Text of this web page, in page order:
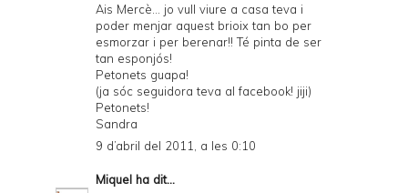
Ais Mercè... jo vull viure a casa teva i
poder menjar aquest brioix tan bo per
esmorzar i per berenar!! Té pinta de ser
tan esponjós!
Petonets guapa!
(ja sóc seguidora teva al facebook! jiji)
Petonets!
Sandra
9 d’abril del 2011, a les 0:10
Miquel ha dit...